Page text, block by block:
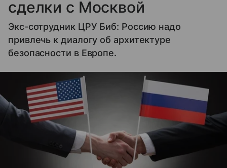
сделки с Москвой
Экс-сотрудник ЦРУ Биб: Россию надо
привлечь к диалогу об архитектуре
безопасности в Европе.